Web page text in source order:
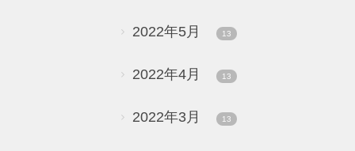
2022年5月 13
2022年4月 13
2022年3月 13